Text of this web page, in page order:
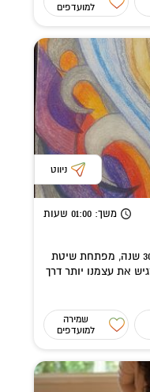
למועדפים
ניווט
משך: 01:00 שעות
סוזט רזון, אמנית ומורה לציור מזה 30 שנה, מפתחת שיטת
את עצמנו יותר דרך
שמירה
למועדפים